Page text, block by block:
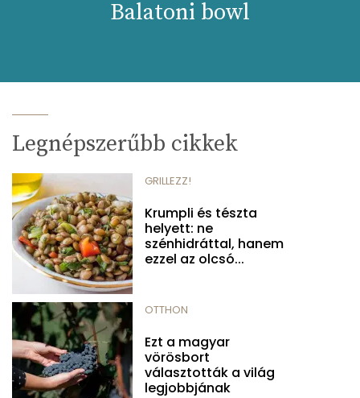
Balatoni bowl
Legnépszerűbb cikkek
GRILLEZZ!
Krumpli és tészta
helyett: ne
szénhidráttal, hanem
ezzel az olcsó...
OTTHON
Ezt a magyar
vörösbort
választották a világ
legjobbjának